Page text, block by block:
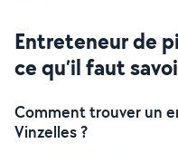
Entreteneur de
ce qu’il faut
Comment trouver un
Vinzelles ?